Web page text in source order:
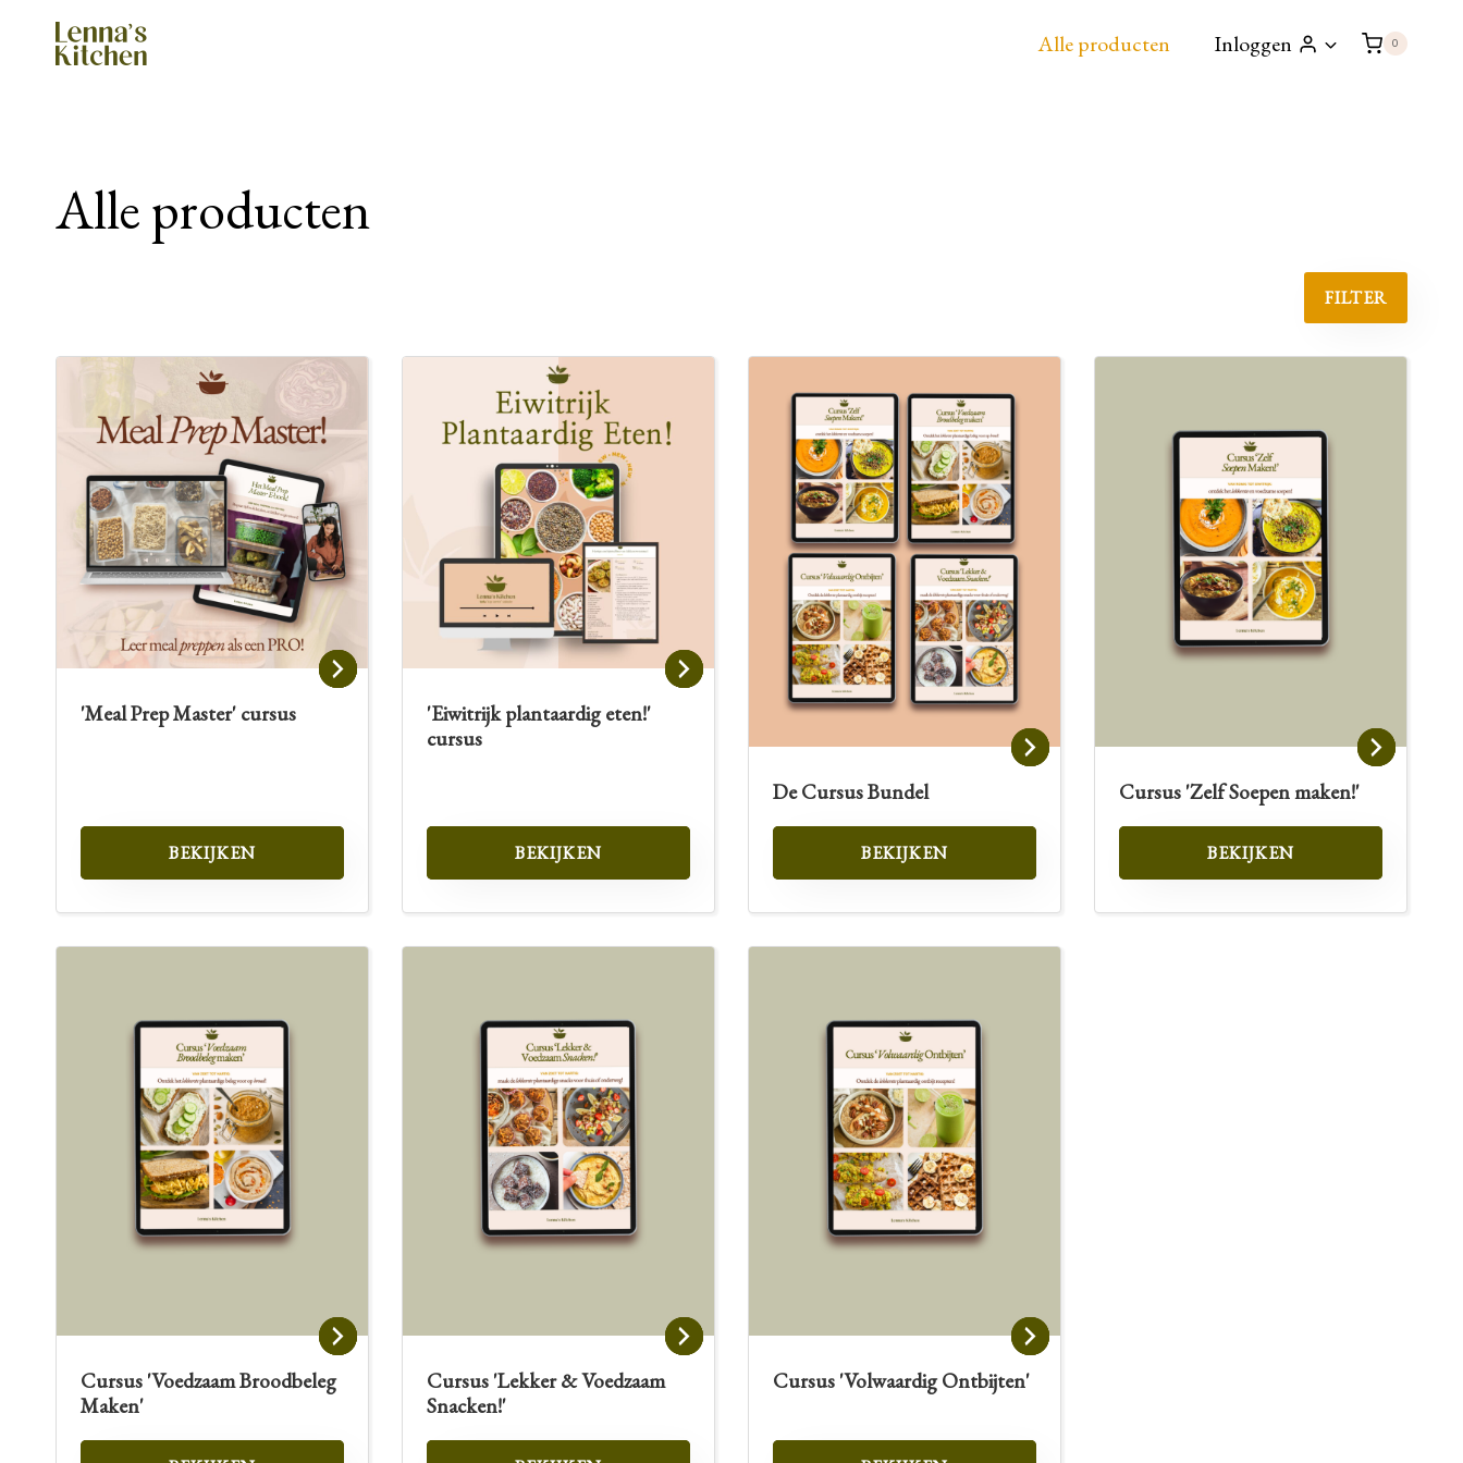
Doorgaan
Alle producten Inloggen 0
Alle producten
FILTER
'Meal Prep Master' cursus
BEKIJKEN
'Eiwitrijk plantaardig eten!'
cursus
BEKIJKEN
De Cursus Bundel
BEKIJKEN
Cursus 'Zelf Soepen maken!'
BEKIJKEN
Cursus 'Voedzaam Broodbeleg
Maken'
Cursus 'Lekker & Voedzaam
Snacken!'
Cursus 'Volwaardig Ontbijten'